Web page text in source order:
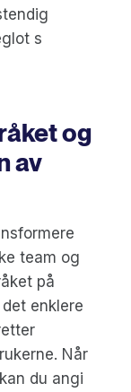
s
og
av
team og
på
enklere
Når
du angi